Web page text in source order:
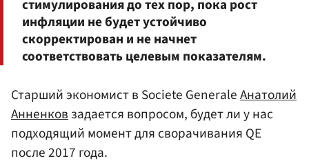
стимулирования до тех пор, пока рост
инфляции не будет устойчиво
скорректирован и не начнет
соответствовать целевым показателям.
Старший экономист в Societe GeneraleАнатолий
Анненковзадается вопросом, будет ли у нас
подходящий момент для сворачивания QE
после 2017 года.